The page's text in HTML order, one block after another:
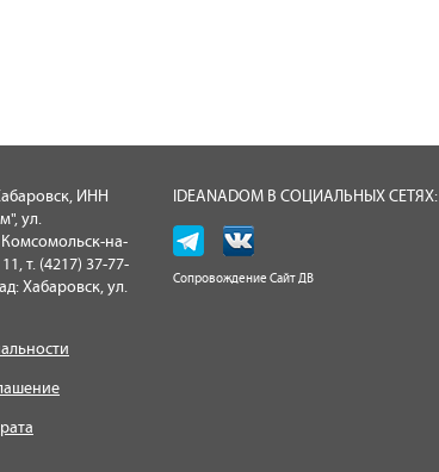
ИНН
ул.
Комсомольск-на-
т. (4217) 37-77-
Хабаровск, ул.
IDEANADOM В СОЦИАЛЬНЫХ СЕТЯХ:
Сопровождение Сайт ДВ